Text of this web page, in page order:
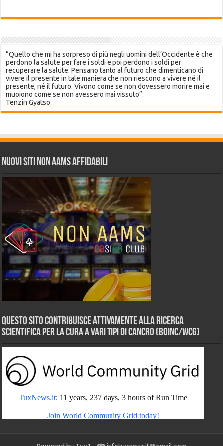
“Quello che mi ha sorpreso di più negli uomini dell’Occidente è che
perdono la salute per fare i soldi e poi perdono i soldi per
recuperare la salute. Pensano tanto al futuro che dimenticano di
vivere il presente in tale maniera che non riescono a vivere né il
presente, né il futuro. Vivono come se non dovessero morire mai e
muoiono come se non avessero mai vissuto”.
Tenzin Gyatso.
Nuovi siti non AAMS affidabili
Questo sito contribuisce attivamente alla ricerca
scientifica per la cura a vari tipi di Cancro (BOINC/WCG)